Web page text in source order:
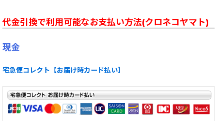
代金引換で利用可能なお支払い方法(クロネコヤマト)
現金
宅急便コレクト【お届け時カード払い】